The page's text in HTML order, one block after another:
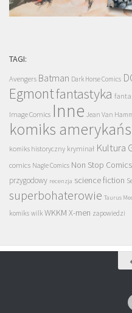
TAGI:
Avengers Batman Dark Horse Comics
Egmontfantastyka
Image Comics Inne Jean Van
komiks
komiks historyczny kryminał Kultura
comics Nagle Comics Non Stop Comics
przygodowy recenzja science fiction
superbohaterowie Taurus
komiks wilk WKKM X-men zapowiedzi